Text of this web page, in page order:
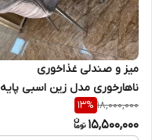
میز و صندلی غذاخوری
ناهارخوری مدل زین اسبی پایه
فلزی ۴ نفره
18,000,000
13%
15,500,000